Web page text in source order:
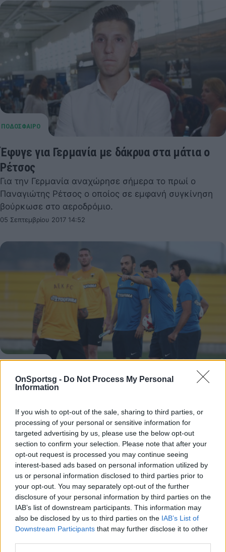
OnSportsg - Do Not Process My Personal
Information
If you wish to opt-out of the sale, sharing to third parties, or
processing of your personal or sensitive information for
targeted advertising by us, please use the below opt-out
section to confirm your selection. Please note that after your
opt-out request is processed you may continue seeing
interest-based ads based on personal information utilized by
us or personal information disclosed to third parties prior to
your opt-out. You may separately opt-out of the further
disclosure of your personal information by third parties on the
IAB’s list of downstream participants. This information may
also be disclosed by us to third parties on the IAB’s List of
Downstream Participants that may further disclose it to other
Έφυγε για Γερμανία με δάκρυα στα μάτια ο
Ρέτσος
Για την Γερμανία αναχώρησε σήμερα το πρωί ο
Παναγιώτης Ρέτσος ο οποίος σε εμφανή συγκίνηση
βούρκωσε στο αεροδρόμιο.
05 Σεπτεμβρίου 2017 14:52
Μπαίνει σε κανονικούς ρυθμούς η ΑΕΚ
λύνονται τα χέρια του Μανόλο Χιμένεθ, ενόψει της
εκκίνησης του προγράμματος-φωτιά των προσεχών
30…
05 Σεπτεμβρίου 2017 14:45